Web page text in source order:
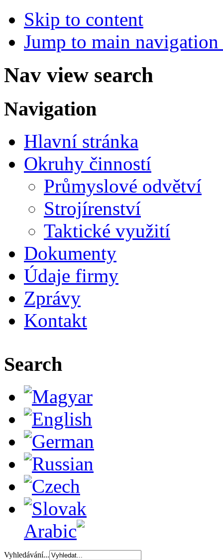
Skip to content
Jump to main
Nav view search
Navigation
Hlavní stránka
Okruhy činností
Průmyslové odvětví
Strojírenství
Taktické využití
Dokumenty
Údaje firmy
Zprávy
Kontakt
Search
Vyhledávání...